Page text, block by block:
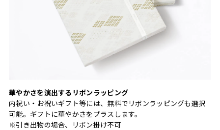
華やかさを演出するリボンラッピング
内祝い・お祝いギフト等には、無料でリボンラッピングも選択
可能。ギフトに華やかさをプラスします。
※引き出物の場合、リボン掛け不可